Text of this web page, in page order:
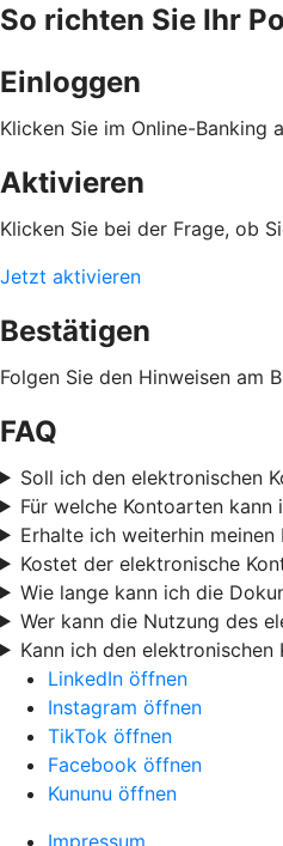
So richten Sie Ihr
Einloggen
Klicken Sie im Online-Banking
Aktivieren
Klicken Sie bei der Frage, ob
Jetzt aktivieren
Bestätigen
Folgen Sie den Hinweisen am
FAQ
Soll ich den elektronischen
Für welche Kontoarten
Erhalte ich weiterhin
Kostet der elektronische
Wie lange kann ich die
Wer kann die Nutzung des
Kann ich den
LinkedIn öffnen
Instagram öffnen
TikTok öffnen
Facebook öffnen
Kununu öffnen
Impressum